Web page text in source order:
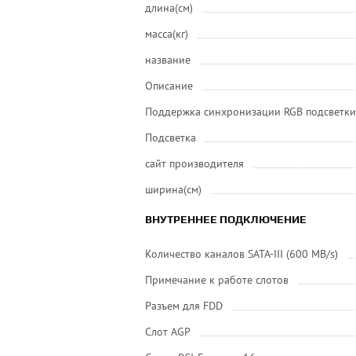
длина(см)
масса(кг)
название
Описание
Поддержка синхронизации RGB подсветки
Подсветка
сайт производителя
ширина(см)
ВНУТРЕННЕЕ ПОДКЛЮЧЕНИЕ
Количество каналов SATA-III (600 MB/s)
Примечание к работе слотов
Разъем для FDD
Слот AGP